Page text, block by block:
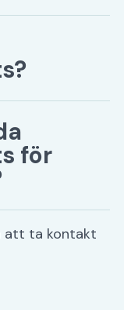
blir
patienter.
för
för varje klinik.
att ta kontakt